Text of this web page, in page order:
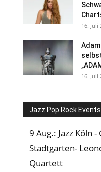
16. Juli
16. Juli
Jazz Pop Rock
9 Aug.: Jazz Köln
Stadtgarten-
Quartett